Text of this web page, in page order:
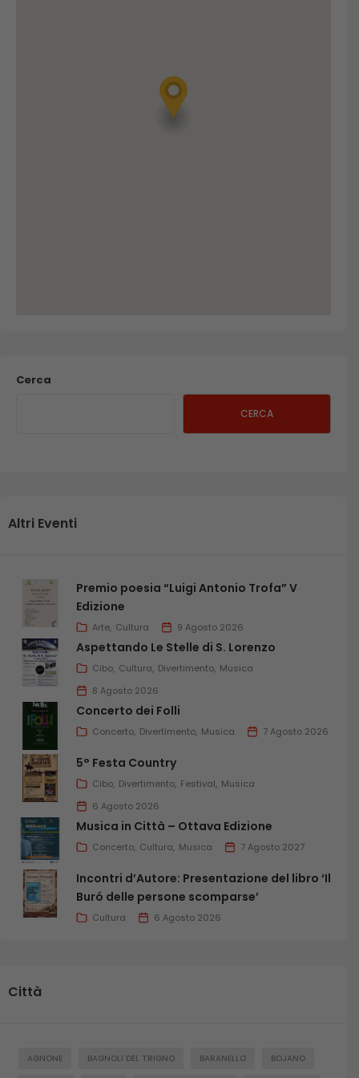
Cerca
CERCA
Altri Eventi
Premio poesia “Luigi Antonio Trofa” V
Edizione
Arte Cultura 9 Agosto 2026
Aspettando Le Stelle di S. Lorenzo
Cibo Cultura Divertimento Musica
8 Agosto 2026
Concerto dei Folli
Concerto Divertimento Musica 7 Agosto 2026
5° Festa Country
Cibo Divertimento Festival Musica
6 Agosto 2026
Musica in Città – Ottava Edizione
Concerto Cultura Musica 7 Agosto 2027
Incontri d’Autore: Presentazione del libro ‘Il
Buró delle persone scomparse’
Cultura 6 Agosto 2026
Città
AGNONE BAGNOLI DEL TRIGNO BARANELLO BOJANO